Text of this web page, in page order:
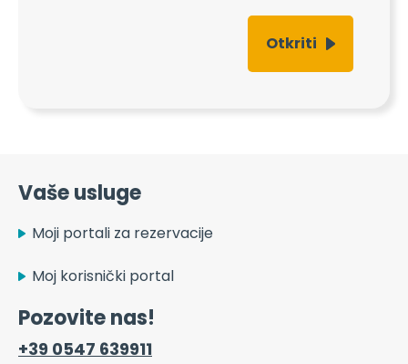
Otkriti
Vaše usluge
Moji portali za rezervacije
Moj korisnički portal
Pozovite nas!
+39 0547 639911